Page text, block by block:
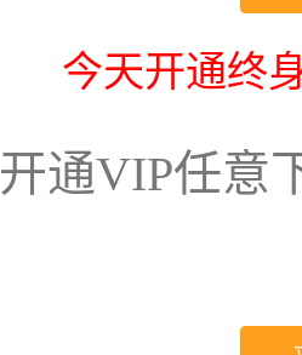
今天开通终
开通VIP任意